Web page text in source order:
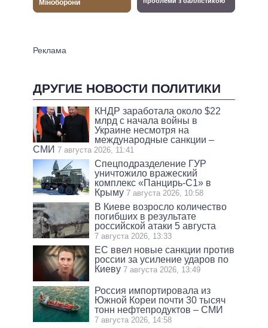
ДРУГИЕ НОВОСТИ ПОЛИТИКИ
КНДР заработала около $22
млрд с начала войны в
Украине несмотря на
международные санкции –
СМИ 7 августа 2026, 11:41
Спецподразделение ГУР
уничтожило вражеский
комплекс «Панцирь-С1» в
Крыму 7 августа 2026, 10:58
В Киеве возросло количество
погибших в результате
российской атаки 5 августа
7 августа 2026, 13:33
ЕС ввел новые санкции против
россии за усиление ударов по
Киеву 7 августа 2026, 13:49
Россия импортировала из
Южной Кореи почти 30 тысяч
тонн нефтепродуктов – СМИ
7 августа 2026, 14:58